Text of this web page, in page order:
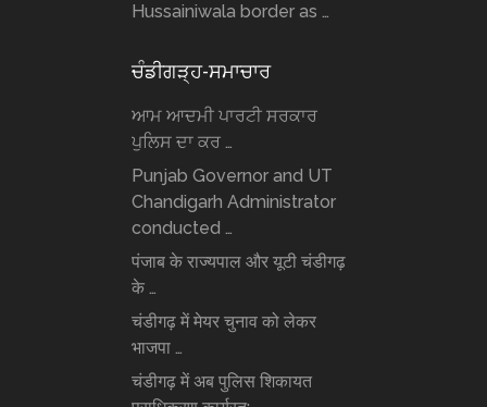
Hussainiwala border as …
ਚੰਡੀਗੜ੍ਹ-ਸਮਾਚਾਰ
ਆਮ ਆਦਮੀ ਪਾਰਟੀ ਸਰਕਾਰ
ਪੁਲਿਸ ਦਾ ਕਰ …
Punjab Governor and UT
Chandigarh Administrator
conducted …
पंजाब के राज्यपाल और यूटी चंडीगढ़
के …
चंडीगढ़ में मेयर चुनाव को लेकर
भाजपा …
चंडीगढ़ में अब पुलिस शिकायत